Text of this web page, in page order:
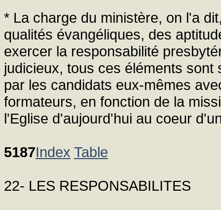
* La charge du ministère, on l'a
qualités évangéliques, des
exercer la responsabilité
judicieux, tous ces éléments
par les candidats eux-mêmes
formateurs, en fonction de la
l'Eglise d'aujourd'hui au coeur
5187Index Table
22- LES RESPONSABILITES